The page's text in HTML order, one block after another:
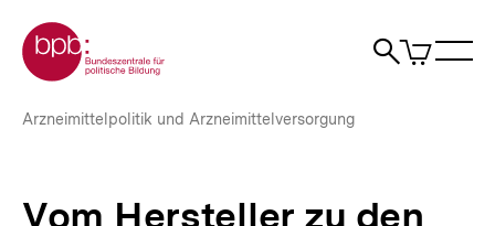
zum
Seiteninhalt
springen
Zur Startseite der bpb
Suche
Artikel
im
Vom
Verbraucherinnen
Brotkrümelnavigation
Pfadnavigation
Arzneimittelpolitik und Arzneimittelversorgung
Vom Hersteller zu den